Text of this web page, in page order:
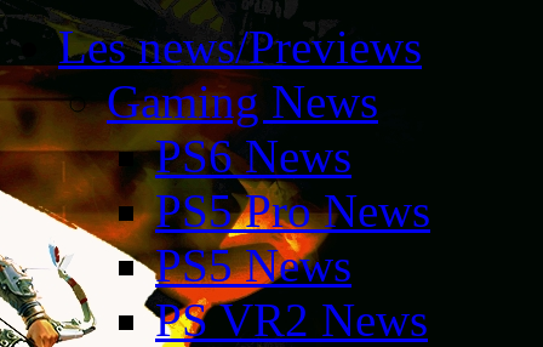
Les news/Previews
Gaming News
PS6 News
PS5 Pro News
PS5 News
PS VR2 News